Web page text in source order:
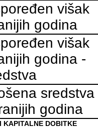
višak
godina
višak
godina -
sredstva
godina
KAPITALNE DOBITKE